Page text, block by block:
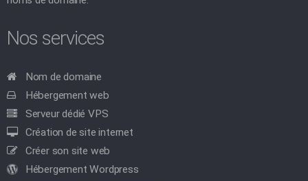
Nos services
Nom de domaine
Hébergement web
Serveur dédié VPS
Création de site internet
Créer son site web
Hébergement Wordpress